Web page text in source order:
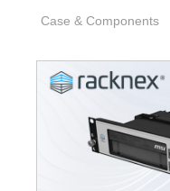
การใช้งานพีซีที่เรีย
ปรับแต่งละเอียดอย่า
ตัวเลือกการปรับแต่ง
รวมถึงสี เอฟเฟกต์ และโปรไฟล์
โหมดไฟในตัว รวมถึ
Breath, CPU
ก่อนที่จะมีการติดตั้ง
ขัดเกลาทุกรายละเ
ที่สุด MEG
นี้อย่างแท้จริง ในฐานะเคสระดับเรือธงของ MSI เคสนี้
ไม่ได้ถูกออกแบบมา
ฮาร์ดแวร์ไฮเอนด์เ
สถาปัตยกรรมชิ้นเอ
Case & Components